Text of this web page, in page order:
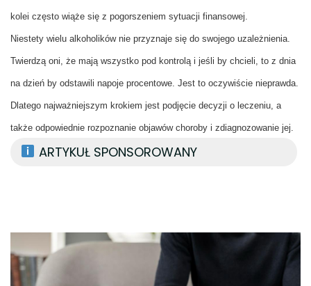
kolei często wiąże się z pogorszeniem sytuacji finansowej.
Niestety wielu alkoholików nie przyznaje się do swojego uzależnienia.
Twierdzą oni, że mają wszystko pod kontrolą i jeśli by chcieli, to z dnia
na dzień by odstawili napoje procentowe. Jest to oczywiście nieprawda.
Dlatego najważniejszym krokiem jest podjęcie decyzji o leczeniu, a
także odpowiednie rozpoznanie objawów choroby i zdiagnozowanie jej.
ARTYKUŁ SPONSOROWANY
Nawigacja
wpisu